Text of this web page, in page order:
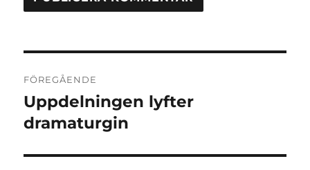
FÖREGÅENDE
Föregående
inlägg:
Uppdelningen lyfter
dramaturgin